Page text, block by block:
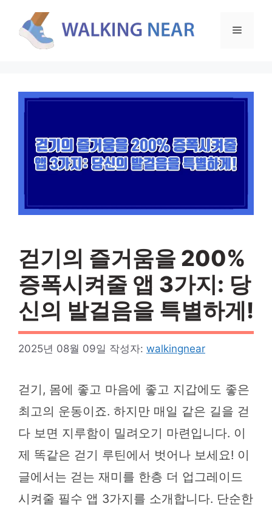
메
걷기의 즐거움을 200%
증폭시켜줄 앱 3가지: 당
신의 발걸음을 특별하게!
2025년 08월 09일 작성자: walkingnear
걷기, 몸에 좋고 마음에 좋고 지갑에도 좋은
최고의 운동이죠. 하지만 매일 같은 길을 걷
다 보면 지루함이 밀려오기 마련입니다. 이
제 똑같은 걷기 루틴에서 벗어나 보세요! 이
글에서는 걷는 재미를 한층 더 업그레이드
시켜줄 필수 앱 3가지를 소개합니다. 단순한